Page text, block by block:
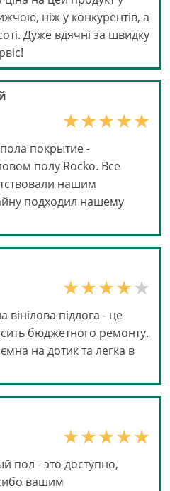
ніж у конкурентів, а
Дуже вдячні за швидку
покрытие -
полу Rocko. Все
нашим
подходил нашему
підлога - це
бюджетного ремонту.
на дотик та легка в
пол - это доступно,
вашим